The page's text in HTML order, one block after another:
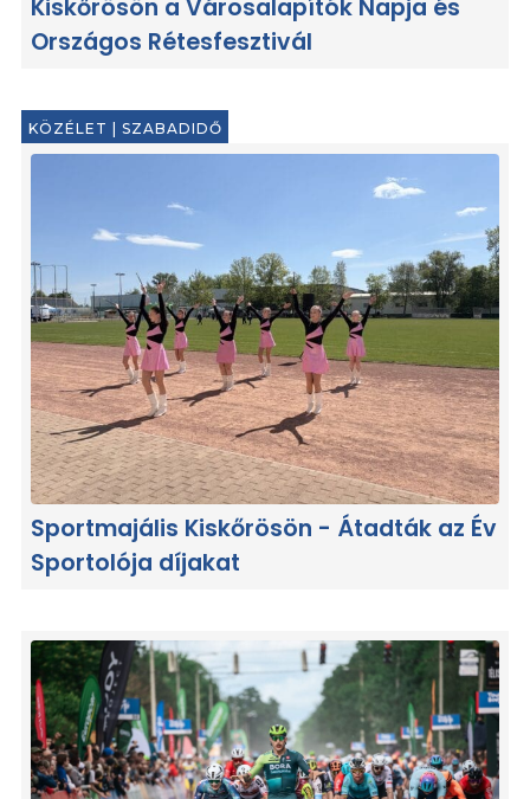
Kiskőrösön a Városalapítók Napja és
Országos Rétesfesztivál
KÖZÉLET | SZABADIDŐ
Sportmajális Kiskőrösön - Átadták az Év
Sportolója díjakat